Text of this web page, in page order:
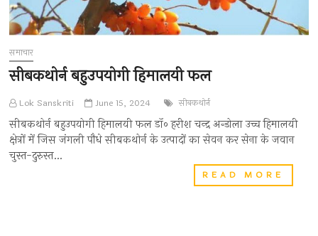
समाचार
सीबकथोर्न बहुउपयोगी हिमालयी फल
Lok Sanskriti June 15, 2024 सीबकथोर्न
सीबकथोर्न बहुउपयोगी हिमालयी फल डॉ० हरीश चन्द्र अन्डोला उच्च हिमालयी
क्षेत्रों में जिस जंगली पौधे सीबकथोर्न के उत्पादों का सेवन कर सेना के जवान
चुस्त-दुरुस्त…
READ MORE